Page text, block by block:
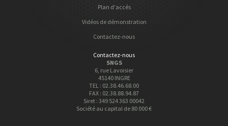
Plan d'accés
Vidéos de démonstration
Contactez-nous
Contactez-nous
SNGS
6, rue Lavoisier
45140 INGRE
TEL : 02.38.46.68.00
FAX : 02.38.88.94.87
Siret : 349 524 363 00042
Société au capital de 80 000 €